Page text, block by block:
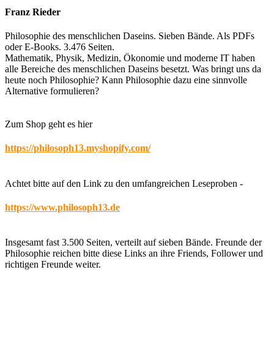
Franz Rieder
Philosophie des menschlichen Daseins. Sieben Bände. Als PDFs
oder E-Books. 3.476 Seiten.
Mathematik, Physik, Medizin, Ökonomie und moderne IT haben
alle Bereiche des menschlichen Daseins besetzt. Was bringt uns da
heute noch Philosophie? Kann Philosophie dazu eine sinnvolle
Alternative formulieren?
Zum Shop geht es hier
https://philosoph13.myshopify.com/
Achtet bitte auf den Link zu den umfangreichen Leseproben -
https://www.philosoph13.de
Insgesamt fast 3.500 Seiten, verteilt auf sieben Bände. Freunde der
Philosophie reichen bitte diese Links an ihre Friends, Follower und
richtigen Freunde weiter.